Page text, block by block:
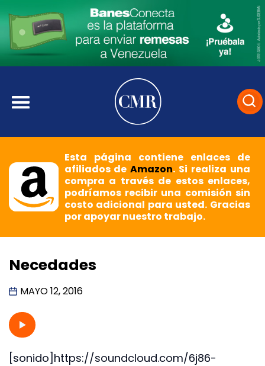
Esta página contiene enlaces de
afiliados deAmazon. Si realiza una
compra a través de estos enlaces,
podríamos recibir una comisión sin
costo adicional para usted. Gracias
por apoyar nuestro trabajo.
Necedades
MAYO 12, 2016
[sonido]https://soundcloud.com/6j86-